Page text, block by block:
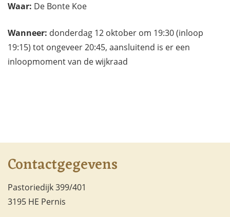
Waar: De Bonte Koe
Wanneer: donderdag 12 oktober om 19:30 (inloop
19:15) tot ongeveer 20:45, aansluitend is er een
inloopmoment van de wijkraad
Contactgegevens
Pastoriedijk 399/401
3195 HE Pernis